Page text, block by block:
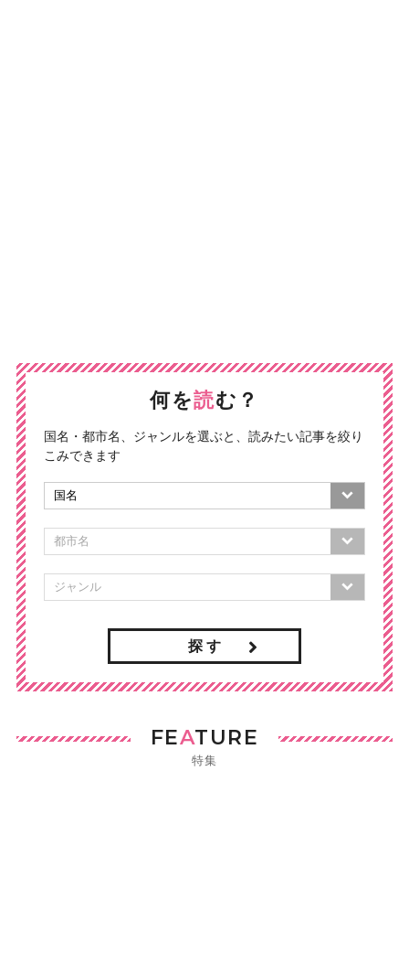
何を読む？
国名・都市名、ジャンルを選ぶと、読みたい記事を絞り
こみできます
探 す
FEATURE
特集